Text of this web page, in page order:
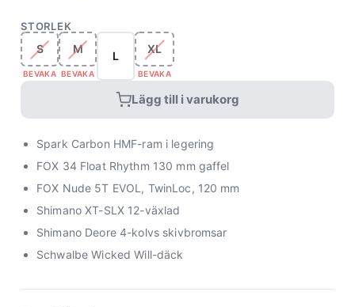
STORLEK
S
BEVAKA
M
BEVAKA
L
XL
BEVAKA
Lägg till i varukorg
Spark Carbon HMF-ram i legering
FOX 34 Float Rhythm 130 mm gaffel
FOX Nude 5T EVOL, TwinLoc, 120 mm
Shimano XT-SLX 12-växlad
Shimano Deore 4-kolvs skivbromsar
Schwalbe Wicked Will-däck